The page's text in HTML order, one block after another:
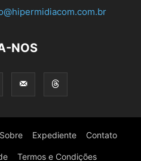
NOS
Sobre Expediente Contato
Termos e Condições